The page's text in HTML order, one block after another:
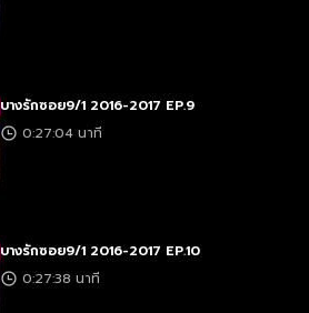
บางรักซอย9/1 2016-2017 EP.9
0:27:04 นาที
บางรักซอย9/1 2016-2017 EP.10
0:27:38 นาที